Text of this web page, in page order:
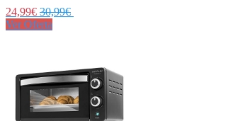
24,99€ 30,99€
Ver Oferta